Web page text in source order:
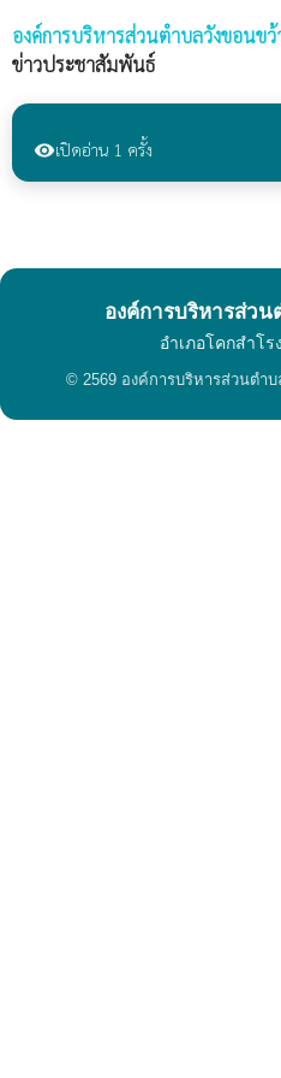
องค์การบริหารส่วนตำบลวังขอนขว้
ข่าวประชาสัมพันธ์
visibilityเปิดอ่าน 1 ครั้ง
องค์การบริหารส่ว
อำเภอโคกสำโ
© 2569 องค์การบริหารส่วนตำบ